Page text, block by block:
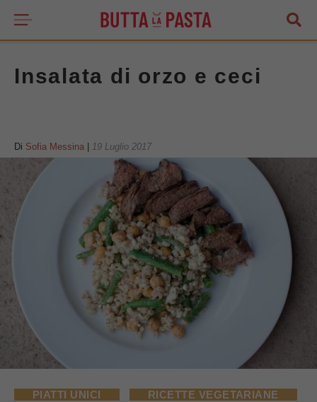
Insalata di orzo e ceci
Di Sofia Messina 19 Luglio 2017
PIATTI UNICI RICETTE VEGETARIANE